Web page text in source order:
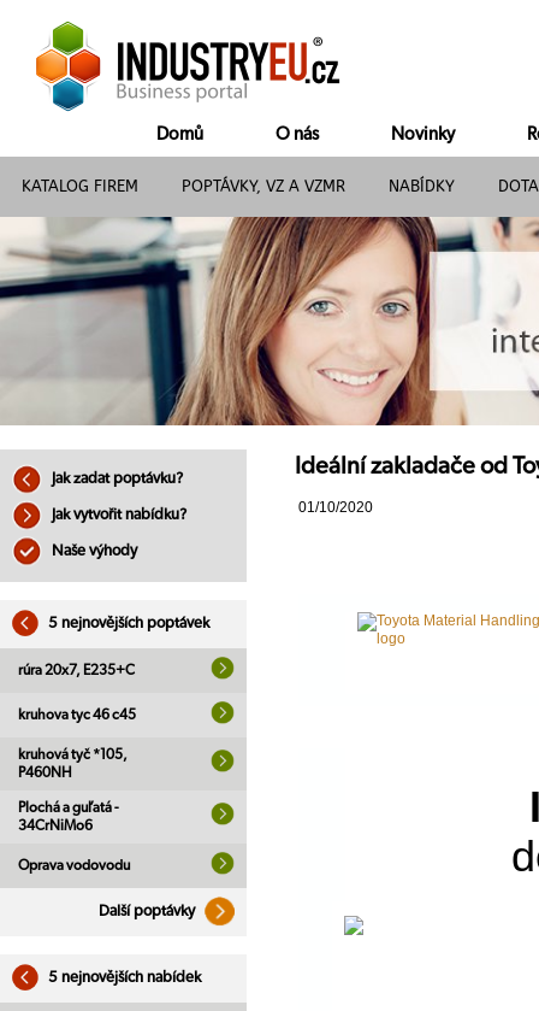
Domů O nás Novinky
KATALOG FIREM POPTÁVKY, VZ A VZMR NABÍDKY
Jak zadat poptávku?
Jak vytvořit nabídku?
Naše výhody
5 nejnovějších poptávek
rúra 20x7, E235+C
kruhova tyc 46 c45
kruhová tyč *105,
P460NH
Plochá a guľatá -
34CrNiMo6
Oprava vodovodu
Další poptávky
5 nejnovějších nabídek
Ideální zakladače od
01/10/2020